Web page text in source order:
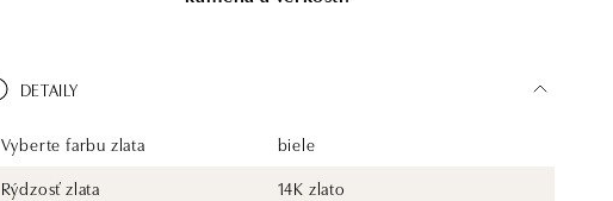
DETAILY
Vyberte farbu zlata
biele
Rýdzosť zlata
14K zlato